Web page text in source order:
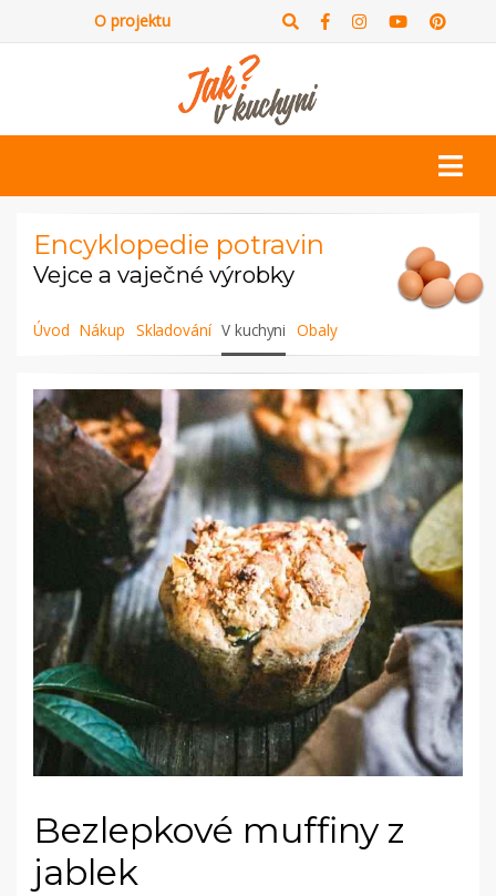
O projektu
Encyklopedie potravin
Vejce a vaječné výrobky
Úvod Nákup Skladování V kuchyni Obaly
Bezlepkové muffiny z
jablek